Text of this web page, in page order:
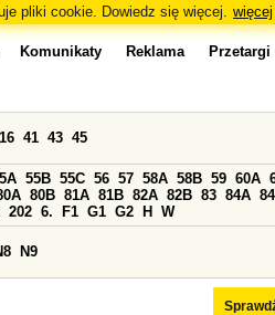
pliki cookie. Dowiedz się więcej. więcej
Komunikaty Reklama Przetargi
16 41 43 45
55B 55C 56 57 58A 58B 59 60A
80B 81A 81B 82A 82B 83 84A
202 6. F1 G1 G2 H W
N9